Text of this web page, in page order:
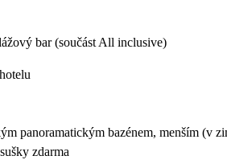
bar (součást All inclusive)
panoramatickým bazénem, menším (v
zdarma